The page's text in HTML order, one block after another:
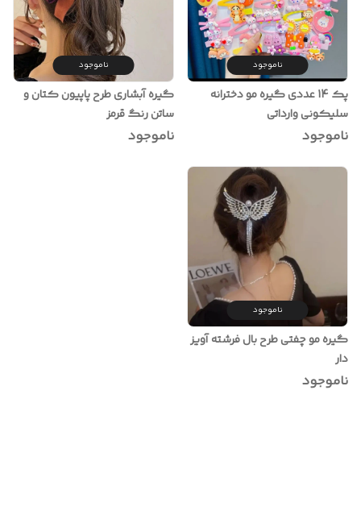
ناموجود
پک 14 عددی گیره مو دخترانه
سلیکونی وارداتی
ناموجود
ناموجود
گیره آبشاری طرح پاپیون کتان و
ساتن رنگ قرمز
ناموجود
ناموجود
گیره مو چفتی طرح بال فرشته آویز
دار
ناموجود